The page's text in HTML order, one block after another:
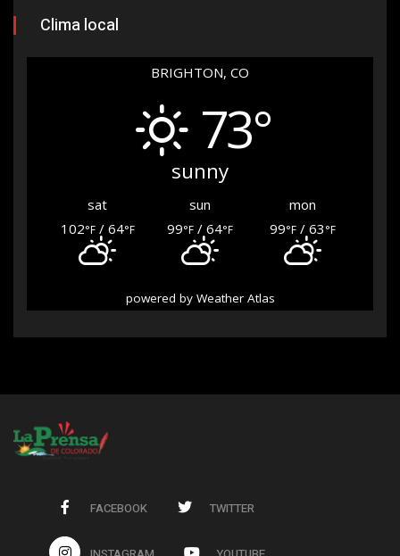
Clima local
BRIGHTON, CO
73°
sunny
sat sun
mon
102°F/ 64°F 99°F/ 64°F 99°F/ 63°F
powered by Weather Atlas
FACEBOOK TWITTER